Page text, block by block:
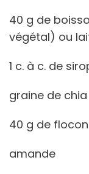
40 g de
végétal) ou
1 c. à c. de
graine de chia
40 g de
amande